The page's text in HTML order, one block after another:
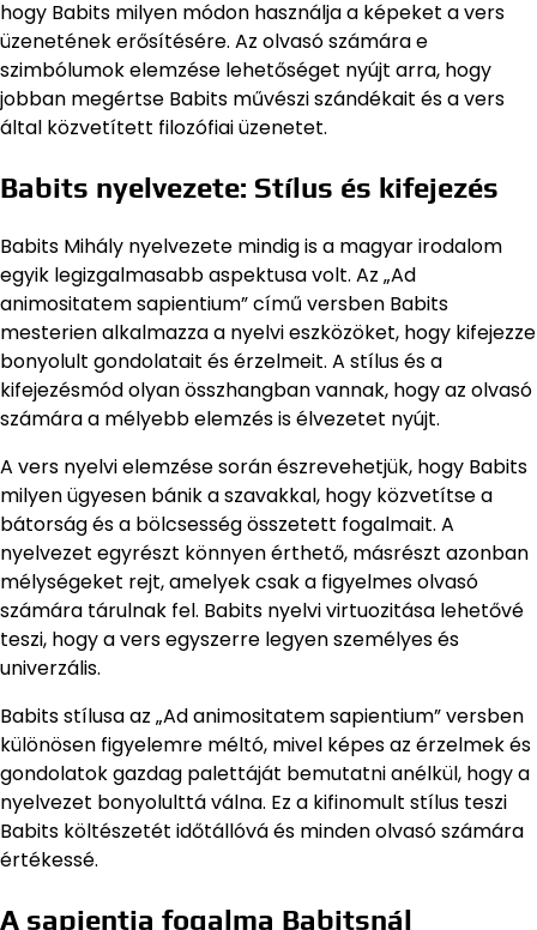
hogy Babits milyen módon használja a képeket a vers
üzenetének erősítésére. Az olvasó számára e
szimbólumok elemzése lehetőséget nyújt arra, hogy
jobban megértse Babits művészi szándékait és a vers
által közvetített filozófiai üzenetet.
Babits nyelvezete: Stílus és kifejezés
Babits Mihály nyelvezete mindig is a magyar irodalom
egyik legizgalmasabb aspektusa volt. Az „Ad
animositatem sapientium” című versben Babits
mesterien alkalmazza a nyelvi eszközöket, hogy kifejezze
bonyolult gondolatait és érzelmeit. A stílus és a
kifejezésmód olyan összhangban vannak, hogy az olvasó
számára a mélyebb elemzés is élvezetet nyújt.
A vers nyelvi elemzése során észrevehetjük, hogy Babits
milyen ügyesen bánik a szavakkal, hogy közvetítse a
bátorság és a bölcsesség összetett fogalmait. A
nyelvezet egyrészt könnyen érthető, másrészt azonban
mélységeket rejt, amelyek csak a figyelmes olvasó
számára tárulnak fel. Babits nyelvi virtuozitása lehetővé
teszi, hogy a vers egyszerre legyen személyes és
univerzális.
Babits stílusa az „Ad animositatem sapientium” versben
különösen figyelemre méltó, mivel képes az érzelmek és
gondolatok gazdag palettáját bemutatni anélkül, hogy a
nyelvezet bonyolulttá válna. Ez a kifinomult stílus teszi
Babits költészetét időtállóvá és minden olvasó számára
értékessé.
A sapientia fogalma Babitsnál